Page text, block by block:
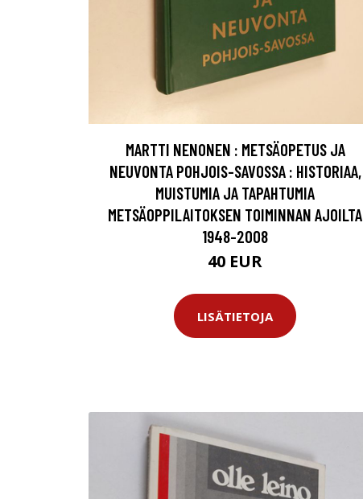
MARTTI NENONEN : METSÄOPETUS JA
NEUVONTA POHJOIS-SAVOSSA : HISTORIAA,
MUISTUMIA JA TAPAHTUMIA
METSÄOPPILAITOKSEN TOIMINNAN AJOILTA
1948-2008
40 EUR
LISÄTIETOJA